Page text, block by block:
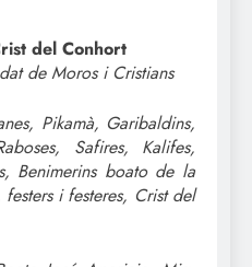
del Conhort
de Moros i Cristians
Pikamà, Garibaldins,
Safires, Kalifes,
Benimerins boato de la
i festeres, Crist del